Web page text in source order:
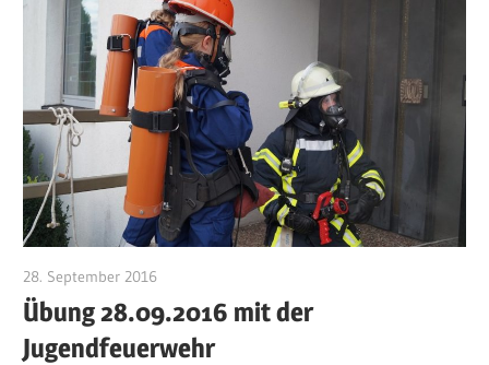
28. September 2016
Übung 28.09.2016 mit der
Jugendfeuerwehr